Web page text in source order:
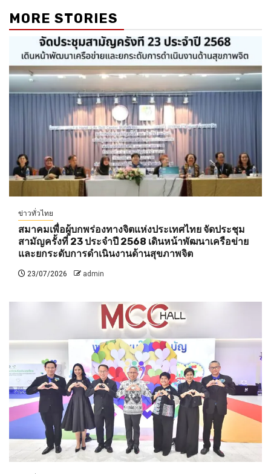
MORE STORIES
ข่าวทั่วไทย
สมาคมเพื่อผู้บกพร่องทางจิตแห่งประเทศไทย จัดประชุม
สามัญครั้งที่ 23 ประจำปี 2568 เดินหน้าพัฒนาเครือข่าย
และยกระดับการดำเนินงานด้านสุขภาพจิต
23/07/2026 admin